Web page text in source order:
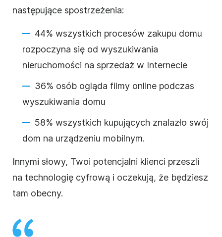
następujące spostrzeżenia:
44% wszystkich procesów zakupu domu
rozpoczyna się od wyszukiwania
nieruchomości na sprzedaż w Internecie
36% osób ogląda filmy online podczas
wyszukiwania domu
58% wszystkich kupujących znalazło swój
dom na urządzeniu mobilnym.
Innymi słowy, Twoi potencjalni klienci przeszli
na technologię cyfrową i oczekują, że będziesz
tam obecny.